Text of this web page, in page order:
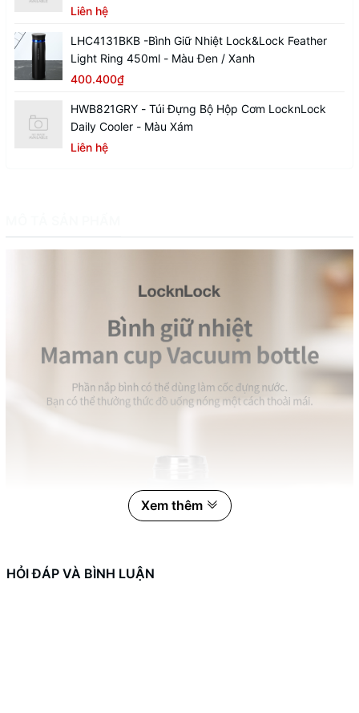
Liên hệ
LHC4131BKB -Bình Giữ Nhiệt Lock&Lock Feather
Light Ring 450ml - Màu Đen / Xanh
400.400₫
HWB821GRY - Túi Đựng Bộ Hộp Cơm LocknLock
Daily Cooler - Màu Xám
Liên hệ
Xem thêm
HỎI ĐÁP VÀ BÌNH LUẬN